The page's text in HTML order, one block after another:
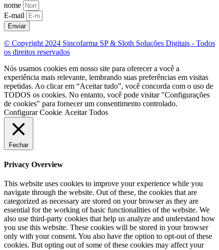
nome
E-mail
Enviar
© Copyright 2024 Sincofarma SP & Sloth Soluções Digitais - Todos
os direitos reservados
Nós usamos cookies em nosso site para oferecer a você a
experiência mais relevante, lembrando suas preferências em visitas
repetidas. Ao clicar em “Aceitar tudo”, você concorda com o uso de
TODOS os cookies. No entanto, você pode visitar "Configurações
de cookies" para fornecer um consentimento controlado.
Configurar Cookie Aceitar Todos
Fechar
Privacy Overview
This website uses cookies to improve your experience while you
navigate through the website. Out of these, the cookies that are
categorized as necessary are stored on your browser as they are
essential for the working of basic functionalities of the website. We
also use third-party cookies that help us analyze and understand how
you use this website. These cookies will be stored in your browser
only with your consent. You also have the option to opt-out of these
cookies. But opting out of some of these cookies may affect your